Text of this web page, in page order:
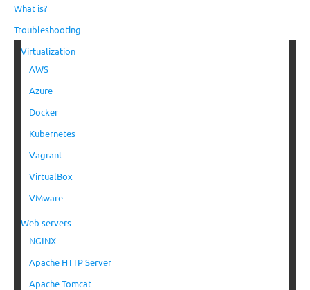
What is?
Troubleshooting
Virtualization
AWS
Azure
Docker
Kubernetes
Vagrant
VirtualBox
VMware
Web servers
NGINX
Apache HTTP Server
Apache Tomcat